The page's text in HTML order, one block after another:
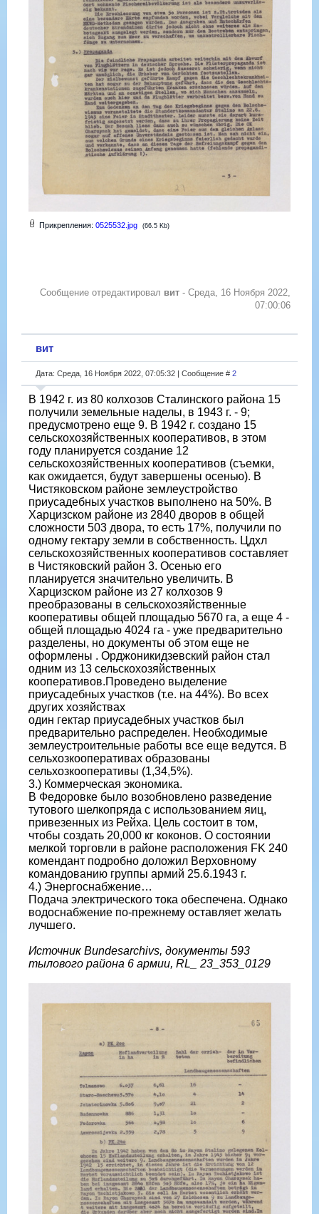
Прикрепления: 0525532.jpg (66.5 Kb)
Сообщение отредактировал вит - Среда, 16 Ноября 2022,
07:00:06
вит
Дата: Среда, 16 Ноября 2022, 07:05:32 | Сообщение # 2
В 1942 г. из 80 колхозов Сталинского района 15
получили земельные наделы, в 1943 г. - 9;
предусмотрено еще 9. В 1942 г. создано 15
сельскохозяйственных кооперативов, в этом
году планируется создание 12
сельскохозяйственных кооперативов (съемки,
как ожидается, будут завершены осенью). В
Чистяковском районе землеустройство
приусадебных участков выполнено на 50%. В
Харцизском районе из 2840 дворов в общей
сложности 503 двора, то есть 17%, получили по
одному гектару земли в собственность. Цдхл
сельскохозяйственных кооперативов составляет
в Чистяковский район 3. Осенью его
планируется значительно увеличить. В
Харцизском районе из 27 колхозов 9
преобразованы в сельскохозяйственные
кооперативы общей площадью 5670 га, а еще 4 -
общей площадью 4024 га - уже предварительно
разделены, но документы об этом еще не
оформлены . Орджоникидзевский район стал
одним из 13 сельскохозяйственных
кооперативов.Проведено выделение
приусадебных участков (т.е. на 44%). Во всех
других хозяйствах
один гектар приусадебных участков был
предварительно распределен. Необходимые
землеустроительные работы все еще ведутся. В
сельхозкооперативах образованы
сельхозкооперативы (1,34,5%).
3.) Коммерческая экономика.
В Федоровке было возобновлено разведение
тутового шелкопряда с использованием яиц,
привезенных из Рейха. Цель состоит в том,
чтобы создать 20,000 кг коконов. О состоянии
мелкой торговли в районе расположения FK 240
комендант подробно доложил Верховному
командованию группы армий 25.6.1943 г.
4.) Энергоснабжение…
Подача электрического тока обеспечена. Однако
водоснабжение по-прежнему оставляет желать
лучшего.
Источник Bundesarchivs, документы 593
тылового района 6 армии, RL_ 23_353_0129